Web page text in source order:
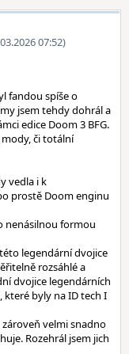
07:52)
fandou spíše o
jsem tehdy dohrál a
edice Doom 3 BFG.
či totální
vedla i k
prostě Doom enginu
nenásilnou formou
legendární dvojice
rozsáhlé a
dvojice legendárních
byly na ID tech I
velmi snadno
Rozehrál jsem jich